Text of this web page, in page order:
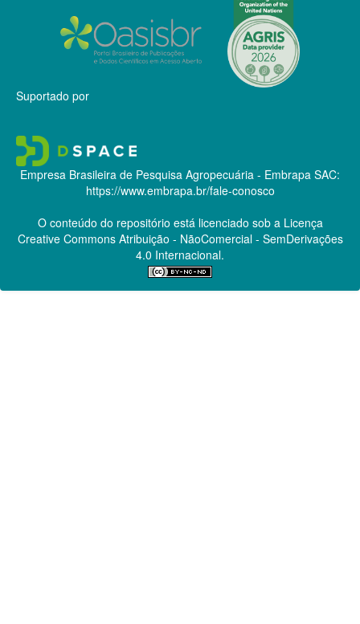
Suportado por
Empresa Brasileira de Pesquisa Agropecuária - Embrapa SAC:
https://www.embrapa.br/fale-conosco
O conteúdo do repositório está licenciado sob a Licença
Creative CommonsAtribuição - NãoComercial - SemDerivações
4.0 Internacional.